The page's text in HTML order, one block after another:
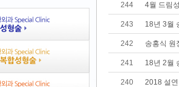
244 4월 드림
243 18년 3월
242 송홍식 원
241 18년 2월
240 2018 설